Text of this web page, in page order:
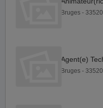
Bruges - 33520
Bruges - 33520